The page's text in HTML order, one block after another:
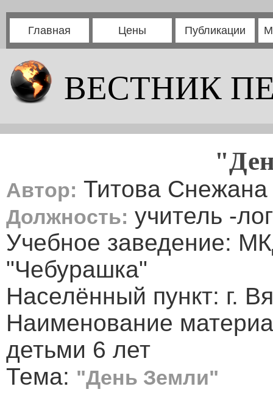
Главная Цены Публикации
ВЕСТНИК
Автор: Титова Снежана
Должность: учитель -
Учебное заведение:
"Чебурашка"
Населённый пункт: г.
Наименование
детьми 6 лет
Тема: "День Земли"